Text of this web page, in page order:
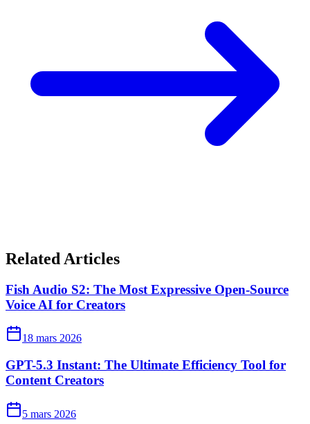
Related Articles
Fish Audio S2: The Most Expressive Open-Source
Voice AI for Creators
18 mars 2026
GPT-5.3 Instant: The Ultimate Efficiency Tool for
Content Creators
5 mars 2026